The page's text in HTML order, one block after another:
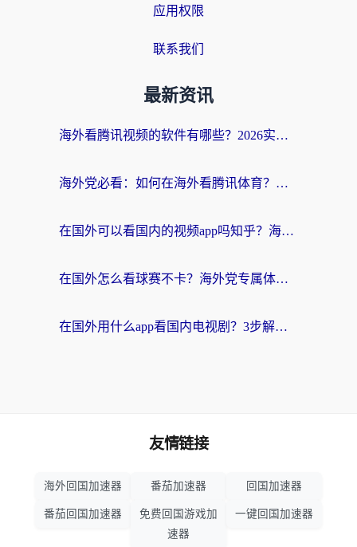
应用权限
联系我们
最新资讯
海外看腾讯视频的软件有哪些？2026实测有效，留学生都在用的回国加速器指南
海外党必看：如何在海外看腾讯体育？解决赛事直播地区限制的终极指南
在国外可以看国内的视频app吗知乎？海外党亲测有效的追剧加速方案
在国外怎么看球赛不卡？海外党专属体育直播自由指南
在国外用什么app看国内电视剧？3步解决版权限制+卡顿难题
友情链接
海外回国加速器 番茄加速器 回国加速器
番茄回国加速器
免费回国游戏加
速器
一键回国加速器